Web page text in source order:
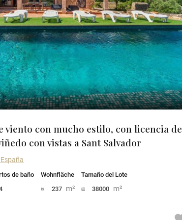
viento con mucho estilo, con licencia de
con vistas a Sant Salvador
de baño
Wohnfläche
237 m²
Tamaño del Lote
38000 m²